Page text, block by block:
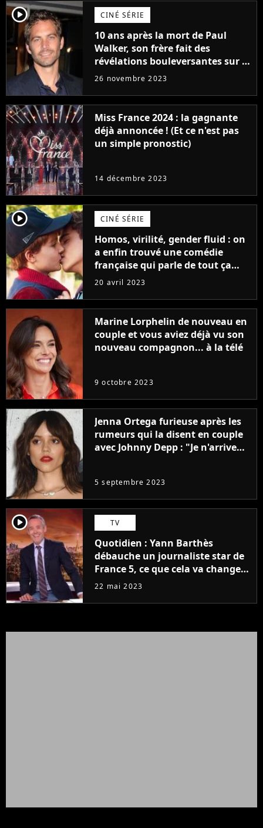
player2 CINÉ SÉRIE
10 ans après la mort de Paul
Walker, son frère fait des
révélations bouleversantes sur la
réaction des acteurs de Fast and
26 novembre 2023
Miss France 2024 : la gagnante
déjà annoncée ! (Et ce n'est pas
un simple pronostic)
14 décembre 2023
player2 CINÉ SÉRIE
Homos, virilité, gender fluid : on
a enfin trouvé une comédie
française qui parle de tout ça
sans être super ringarde
20 avril 2023
Marine Lorphelin de nouveau en
couple et vous aviez déjà vu son
nouveau compagnon... à la télé
9 octobre 2023
Jenna Ortega furieuse après les
rumeurs qui la disent en couple
avec Johnny Depp : "Je n'arrive
5 septembre 2023
player2 TV
Quotidien : Yann Barthès
débauche un journaliste star de
France 5, ce que cela va changer
à la rentrée
22 mai 2023